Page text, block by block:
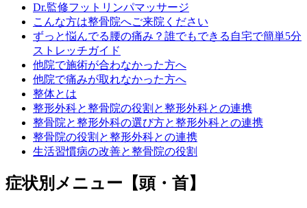
Dr.監修フットリンパマッサージ
こんな方は整骨院へご来院ください
ずっと悩んでる腰の痛み？誰でもできる自宅で簡単5分
ストレッチガイド
他院で施術が合わなかった方へ
他院で痛みが取れなかった方へ
整体とは
整形外科と整骨院の役割と整形外科との連携
整骨院と整形外科の選び方と整形外科との連携
整骨院の役割と整形外科との連携
生活習慣病の改善と整骨院の役割
症状別メニュー【頭・首】